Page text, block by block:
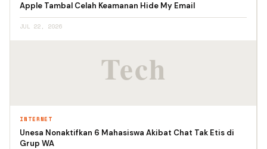
Apple Tambal Celah Keamanan Hide My Email
JUL 22, 2026
INTERNET
Unesa Nonaktifkan 6 Mahasiswa Akibat Chat Tak Etis di
Grup WA